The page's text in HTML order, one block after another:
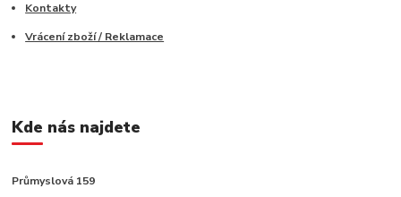
Kontakty
Vrácení zboží / Reklamace
Kde nás najdete
Průmyslová 159